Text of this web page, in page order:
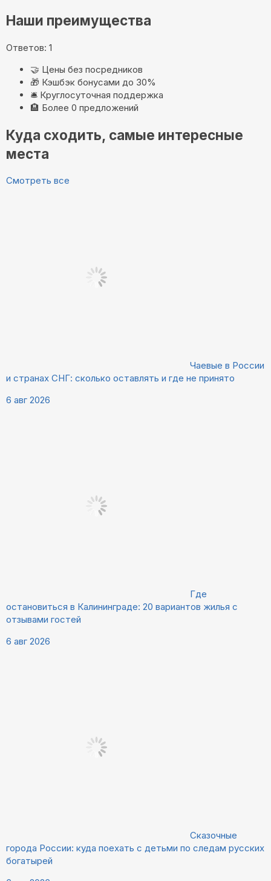
Наши преимущества
Ответов: 1
🤝 Цены без посредников
🎁 Кэшбэк бонусами до 30%
🛎️ Круглосуточная поддержка
🏨 Более 0 предложений
Куда сходить, самые интересные
места
Смотреть все
Чаевые в России
и странах СНГ: сколько оставлять и где не принято
6 авг 2026
Где
остановиться в Калининграде: 20 вариантов жилья с
отзывами гостей
6 авг 2026
Сказочные
города России: куда поехать с детьми по следам русских
богатырей